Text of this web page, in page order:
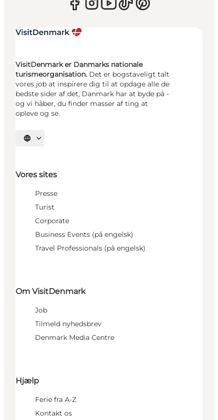
VisitDenmark er Danmarks nationale
turismeorganisation. Det er bogstaveligt talt
vores job at inspirere dig til at opdage alle de
bedste sider af det, Danmark har at byde på -
og vi håber, du finder masser af ting at
opleve og se.
Vælg sprog
Vores sites
Presse
Turist
Corporate
Business Events (på engelsk)
Travel Professionals (på engelsk)
Om VisitDenmark
Job
Tilmeld nyhedsbrev
Denmark Media Centre
Hjælp
Ferie fra A-Z
Kontakt os